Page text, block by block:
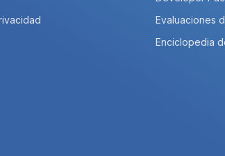
Evaluaciones
Enciclopedia